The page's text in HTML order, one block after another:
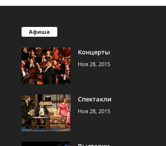
Афиша
Концерты
Ноя 28, 2015
Спектакли
Ноя 28, 2015